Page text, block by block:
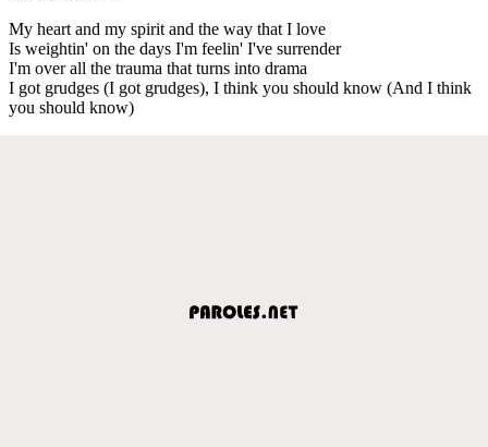
My heart and my spirit and the way that I love
Is weightin' on the days I'm feelin' I've surrender
I'm over all the trauma that turns into drama
I got grudges (I got grudges), I think you should know (And I think
you should know)